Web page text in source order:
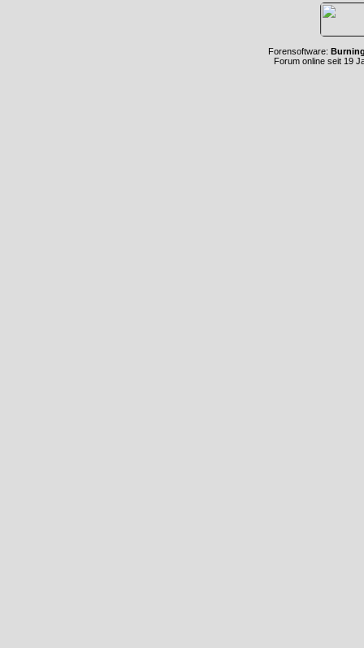
Forensoftware:
Forum online seit 19